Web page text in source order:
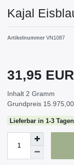
Kajal
Artikelnummer VN1087
31,95 EUR
Inhalt 2 Gramm
Grundpreis
Lieferbar in 1-3 Tagen